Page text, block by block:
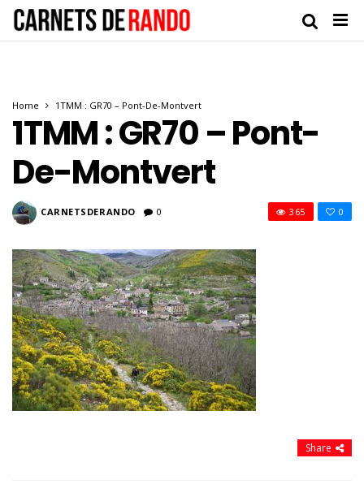
Home 1TMM : GR70 – Pont-De-Montvert
1TMM : GR70 – Pont-
De-Montvert
CARNETSDERANDO 0 0
365
Share